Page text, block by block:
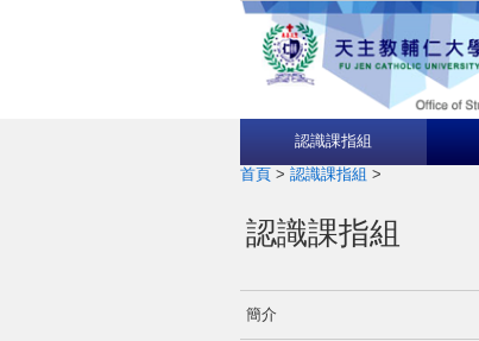
認識課指組
首頁 > 認識課指組 >
認識課指組
簡介